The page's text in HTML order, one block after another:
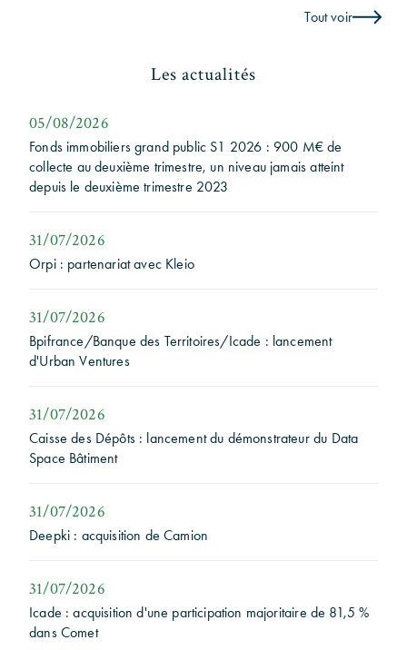
Tout voir
Les actualités
05/08/2026
Fonds immobiliers grand public S1 2026 : 900 M€ de
collecte au deuxième trimestre, un niveau jamais atteint
depuis le deuxième trimestre 2023
31/07/2026
Orpi : partenariat avec Kleio
31/07/2026
Bpifrance/Banque des Territoires/Icade : lancement
d'Urban Ventures
31/07/2026
Caisse des Dépôts : lancement du démonstrateur du Data
Space Bâtiment
31/07/2026
Deepki : acquisition de Camion
31/07/2026
Icade : acquisition d'une participation majoritaire de 81,5 %
dans Comet